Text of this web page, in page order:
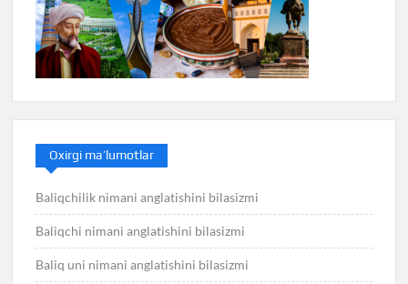
Oxirgi ma’lumotlar
Baliqchilik nimani anglatishini bilasizmi
Baliqchi nimani anglatishini bilasizmi
Baliq uni nimani anglatishini bilasizmi